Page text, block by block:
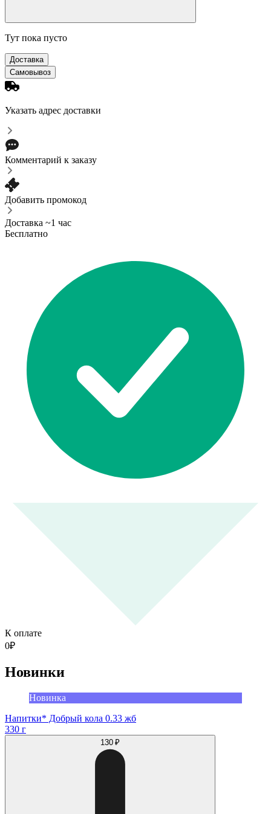
Тут пока пусто
Доставка
Самовывоз
Указать адрес доставки
Комментарий к заказу
Добавить промокод
Доставка ~1 час
Бесплатно
К оплате
0₽
Новинки
Новинка
Напитки* Добрый кола 0.33 жб
330 г
130 ₽